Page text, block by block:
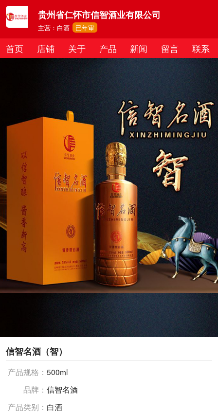
贵州省仁怀市信智酒业有限公司
主营：白酒 已年审
首页 店铺 关于 产品 新闻 留言 联系
信智名酒（智）
产品规格： 500ml
品牌： 信智名酒
产品类别： 白酒